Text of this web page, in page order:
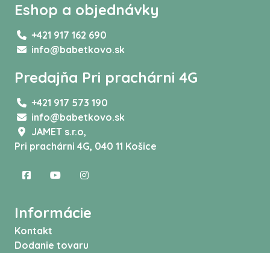
Eshop a objednávky
+421 917 162 690
info@babetkovo.sk
Predajňa Pri prachárni 4G
+421 917 573 190
info@babetkovo.sk
JAMET s.r.o,
Pri prachárni 4G, 040 11 Košice
Informácie
Kontakt
Dodanie tovaru